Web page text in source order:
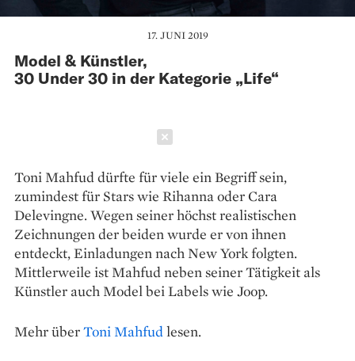
17. JUNI 2019
Model & Künstler,
30 Under 30 in der Kategorie „Life“
Toni Mahfud dürfte für viele ein Begriff sein,
zumindest für Stars wie Rihanna oder Cara
Delevingne. Wegen seiner höchst realistischen
Zeichnungen der beiden wurde er von ihnen
entdeckt, Einladungen nach New York folgten.
Mittlerweile ist Mahfud neben seiner Tätigkeit als
Künstler auch Model bei Labels wie Joop.
Mehr überToni Mahfudlesen.